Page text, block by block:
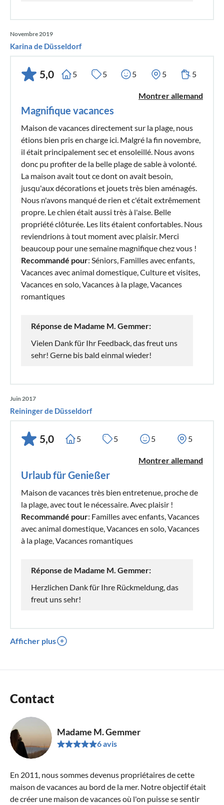
Novembre 2019
Karina de Düsseldorf
5,0 5 5 5 5 5
Montrer allemand
Magnifique vacances
Maison de vacances directement sur la plage, nous
étions bien pris en charge ici. Malgré la fin novembre,
il était principalement sec et ensoleillé. Nous avons
donc pu profiter de la belle plage de sable à volonté.
La maison avait tout ce dont on avait besoin,
jusqu'aux décorations et jouets très bien aménagés.
Nous n'avons manqué de rien et c'était extrêmement
propre. Le chien était aussi très à l'aise. Belle
propriété clôturée. Les lits étaient confortables. Nous
reviendrions à tout moment avec plaisir. Merci
beaucoup pour une semaine magnifique chez vous !
Recommandé pour: Séniors, Familles avec enfants,
Vacances avec animal domestique, Culture et visites,
Vacances en solo, Vacances à la plage, Vacances
romantiques
Réponse de Madame M. Gemmer:
Vielen Dank für Ihr Feedback, das freut uns
sehr! Gerne bis bald einmal wieder!
Juin 2017
Reininger de Düsseldorf
5,0 5 5 5 5
Montrer allemand
Urlaub für Genießer
Maison de vacances très bien entretenue, proche de
la plage, avec tout le nécessaire. Avec plaisir !
Recommandé pour: Familles avec enfants, Vacances
avec animal domestique, Vacances en solo, Vacances
à la plage, Vacances romantiques
Réponse de Madame M. Gemmer:
Herzlichen Dank für Ihre Rückmeldung, das
freut uns sehr!
Afficher plus
Contact
Madame M. Gemmer
6 avis
En 2011, nous sommes devenus propriétaires de cette
maison de vacances au bord de la mer. Notre objectif était
de créer une maison de vacances où l'on puisse se sentir